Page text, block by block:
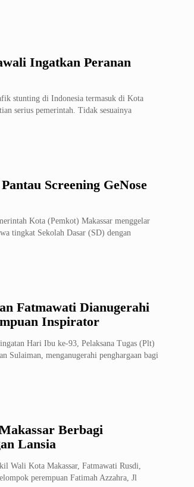
Ingatkan Peranan
stunting di Indonesia termasuk di Kota
serius pemerintah. Tidak sesuainya
Screening GeNose
Kota (Pemkot) Makassar menggelar
tingkat Sekolah Dasar (SD) dengan
Fatmawati Dianugerahi
Inspirator
Hari Ibu ke-93, Pelaksana Tugas (Plt)
Sulaiman, menganugerahi penghargaan bagi
Berbagi
Lansia
Wali Kota Makassar, Fatmawati Rusdi,
perempuan Fatimah Azzahra, Jl